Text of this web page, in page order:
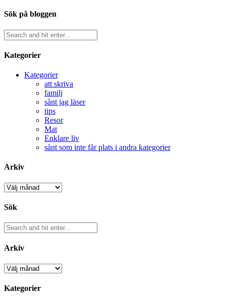
Sök på bloggen
Kategorier
Kategorier
att skriva
familj
sånt jag läser
tips
Resor
Mat
Enklare liv
sånt som inte får plats i andra kategorier
Arkiv
Arkiv
Sök
Arkiv
Arkiv
Kategorier